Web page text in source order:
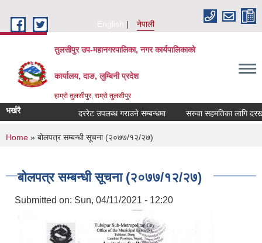
English
नेपाली
तुलसीपुर उप-महानगरपालिका, नगर कार्यपालिकाको
कार्यालय, दाङ, लुम्बिनी प्रदेश
हाम्रो तुलसीपुर, राम्रो तुलसीपुर
भर्खरै दररेट उपलब्ध गराउने सम्बन्धमा सरुवा सहमतिका लागि
You are here
Home » बोलपत्र सम्बन्धी सूचना (२०७७/१२/२७)
बोलपत्र सम्बन्धी सूचना (२०७७/१२/२७)
Submitted on: Sun, 04/11/2021 - 12:20